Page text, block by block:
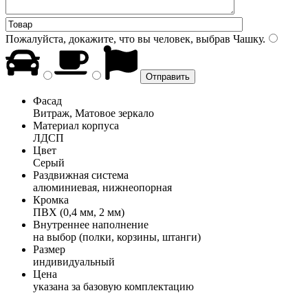
Пожалуйста, докажите, что вы человек, выбрав Чашку.
Фасад
Витраж, Матовое зеркало
Материал корпуса
ЛДСП
Цвет
Серый
Раздвижная система
алюминиевая, нижнеопорная
Кромка
ПВХ (0,4 мм, 2 мм)
Внутреннее наполнение
на выбор (полки, корзины, штанги)
Размер
индивидуальный
Цена
указана за базовую комплектацию